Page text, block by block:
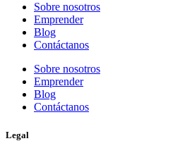
Sobre nosotros
Emprender
Blog
Contáctanos
Sobre nosotros
Emprender
Blog
Contáctanos
Legal